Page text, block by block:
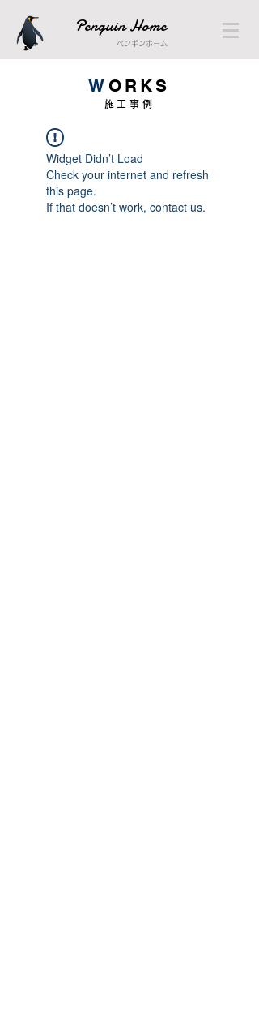
Penguin Home
ペンギンホーム
W ORKS
施工事例
Widget Didn’t Load
Check your internet and refresh
this page.
If that doesn’t work, contact us.